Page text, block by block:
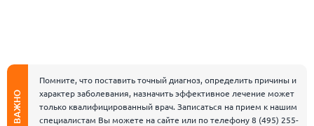
ВАЖНО
Помните, что поставить точный диагноз, определить причины и
характер заболевания, назначить эффективное лечение может
только квалифицированный врач. Записаться на прием к нашим
специалистам Вы можете на сайте или по телефону8 (495) 255-